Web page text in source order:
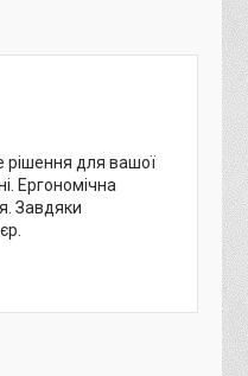
рішення для вашої
Ергономічна
Завдяки